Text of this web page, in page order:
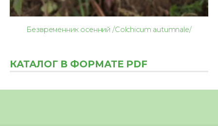
КАТАЛОГ В ФОРМАТЕ PDF
Безвременник осенний /Colchicum autumnale/